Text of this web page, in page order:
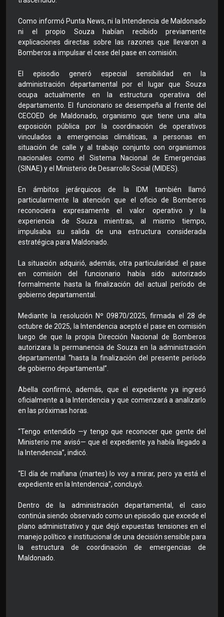
Como informó Punta News, ni la Intendencia de Maldonado
ni el propio Souza habían recibido previamente
explicaciones directas sobre las razones que llevaron a
Bomberos a impulsar el cese del pase en comisión.
El episodio generó especial sensibilidad en la
administración departamental por el lugar que Souza
ocupa actualmente en la estructura operativa del
departamento. El funcionario se desempeña al frente del
CECOED de Maldonado, organismo que tiene una alta
exposición pública por la coordinación de operativos
vinculados a emergencias climáticas, a personas en
situación de calle y al trabajo conjunto con organismos
nacionales como el Sistema Nacional de Emergencias
(SINAE) y el Ministerio de Desarrollo Social (MIDES).
En ámbitos jerárquicos de la IDM también llamó
particularmente la atención que el oficio de Bomberos
reconociera expresamente el valor operativo y la
experiencia de Souza mientras, al mismo tiempo,
impulsaba su salida de una estructura considerada
estratégica para Maldonado.
La situación adquirió, además, otra particularidad: el pase
en comisión del funcionario había sido autorizado
formalmente hasta la finalización del actual período de
gobierno departamental.
Mediante la resolución Nº 09870/2025, firmada el 28 de
octubre de 2025, la Intendencia aceptó el pase en comisión
luego de que la propia Dirección Nacional de Bomberos
autorizara la permanencia de Souza en la administración
departamental “hasta la finalización del presente período
de gobierno departamental”.
Abella confirmó, además, que el expediente ya ingresó
oficialmente a la Intendencia y que comenzará a analizarlo
en las próximas horas.
“Tengo entendido —y tengo que reconocer que gente del
Ministerio me avisó— que el expediente ya había llegado a
la Intendencia”, indicó.
“El día de mañana (martes) lo voy a mirar, pero ya está el
expediente en la Intendencia”, concluyó.
Dentro de la administración departamental, el caso
continúa siendo observado como un episodio que excede el
plano administrativo y que dejó expuestas tensiones en el
manejo político e institucional de una decisión sensible para
la estructura de coordinación de emergencias de
Maldonado.